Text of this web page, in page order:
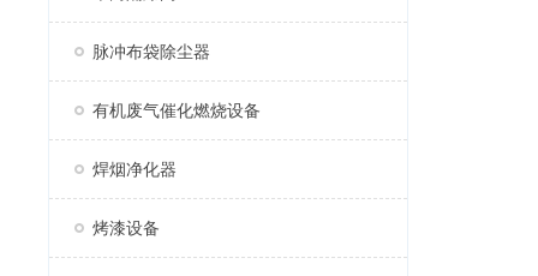
脉冲布袋除尘器
有机废气催化燃烧设备
焊烟净化器
烤漆设备